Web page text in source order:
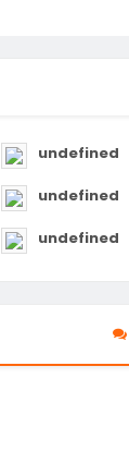
undefined
undefined
undefined